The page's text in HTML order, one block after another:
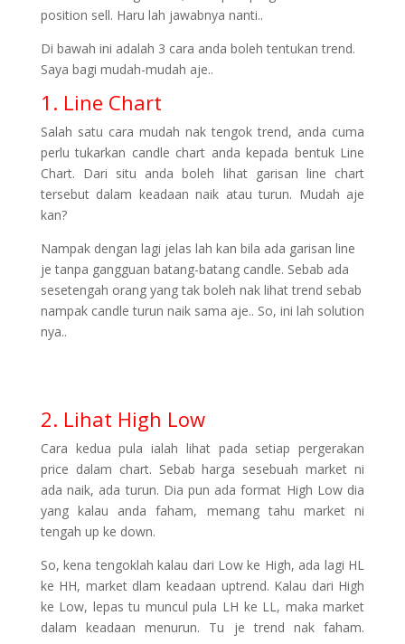
position sell. Haru lah jawabnya nanti..
Di bawah ini adalah 3 cara anda boleh tentukan trend.
Saya bagi mudah-mudah aje..
1. Line Chart
Salah satu cara mudah nak tengok trend, anda cuma
perlu tukarkan candle chart anda kepada bentuk Line
Chart. Dari situ anda boleh lihat garisan line chart
tersebut dalam keadaan naik atau turun. Mudah aje
kan?
Nampak dengan lagi jelas lah kan bila ada garisan line
je tanpa gangguan batang-batang candle. Sebab ada
sesetengah orang yang tak boleh nak lihat trend sebab
nampak candle turun naik sama aje.. So, ini lah solution
nya..
2. Lihat High Low
Cara kedua pula ialah lihat pada setiap pergerakan
price dalam chart. Sebab harga sesebuah market ni
ada naik, ada turun. Dia pun ada format High Low dia
yang kalau anda faham, memang tahu market ni
tengah up ke down.
So, kena tengoklah kalau dari Low ke High, ada lagi HL
ke HH, market dlam keadaan uptrend. Kalau dari High
ke Low, lepas tu muncul pula LH ke LL, maka market
dalam keadaan menurun. Tu je trend nak faham.